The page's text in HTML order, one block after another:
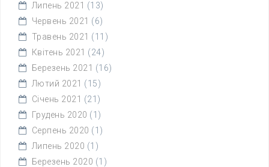
Липень 2021 (13)
Червень 2021 (6)
Травень 2021 (11)
Квітень 2021 (24)
Березень 2021 (16)
Лютий 2021 (15)
Січень 2021 (21)
Грудень 2020 (1)
Серпень 2020 (1)
Липень 2020 (1)
Березень 2020 (1)